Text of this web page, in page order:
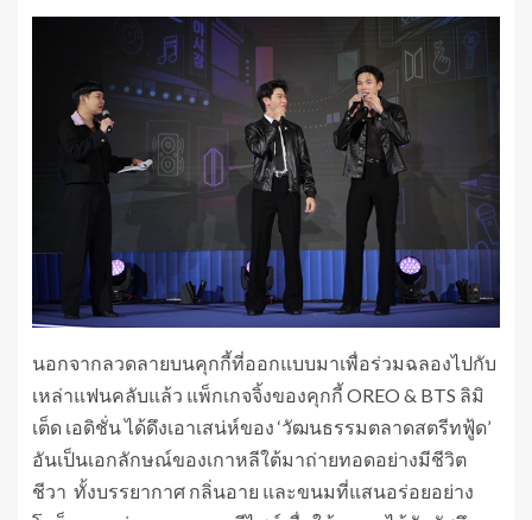
นอกจากลวดลายบนคุกกี้ที่ออกแบบมาเพื่อร่วมฉลองไปกับ
เหล่าแฟนคลับแล้ว แพ็กเกจจิ้งของคุกกี้ OREO & BTS ลิมิ
เต็ด เอดิชั่น ได้ดึงเอาเสน่ห์ของ ‘วัฒนธรรมตลาดสตรีทฟู้ด’
อันเป็นเอกลักษณ์ของเกาหลีใต้มาถ่ายทอดอย่างมีชีวิต
ชีวา ทั้งบรรยากาศ กลิ่นอาย และขนมที่แสนอร่อยอย่าง